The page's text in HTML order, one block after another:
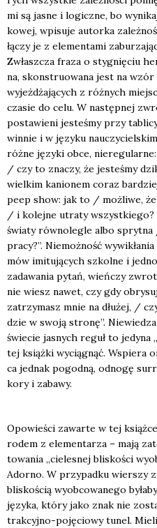
mi są jasne i logicz­ne, bo
ko­wej, wpi­su­je autor­ka
łączy je z ele­men­ta­mi
Zwłasz­cza fra­za o sty­gnię­ciu
na, skon­stru­owa­na jest na wzór
wyjeż­dża­ją­cych z róż­nych
cza­sie do celu. W następ­nej
posta­wie­ni jeste­śmy przy
win­nie i w języ­ku
róż­ne języ­ki obce,
/ czy to zna­czy, że jeste­śmy
wiel­kim kanio­nem coraz
peep show: jak to / moż­li­we,
/ i kolej­ne utra­ty wszyst­kie­go?
świa­ty rów­no­le­gle albo
pra­cy?”. Nie­moż­ność
mów imi­tu­ją­cych szkol­ne i
zada­wa­nia pytań, wień­czy
nie wiesz nawet, czy gdy
zatrzy­masz mnie na dłu­żej, /
dzie w swo­ją stro­nę”.
świe­cie jasnych reguł to jedy­na
tej książ­ki wycią­gnąć. Wspie­ra
ca jed­nak pogod­ną, odno­gę
ko­ry i zaba­wy.
Opo­wie­ści zawar­te w tej
rodem z ele­men­ta­rza – mają
to­wa­nia „cie­le­snej bli­sko­ści
Ador­no. W przy­pad­ku wier­szy z
bli­sko­ścią wyob­co­wa­ne­go
języ­ka, któ­ry jako znak nie
trak­cyj­no-poję­cio­wy tunel.